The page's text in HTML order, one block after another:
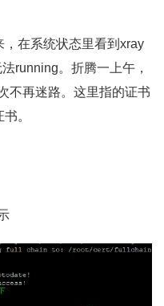
在系统状态里看到xray
running。折腾一上午，
不再迷路。这里指的证书
。